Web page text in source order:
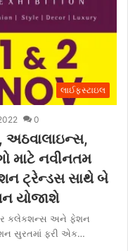
લાઈફસ્ટાઇલ
0
અઠવાલાઇન્સ,
માટે નવીનતમ
ટ્રેન્ડસ સાથે બે
યોજાશે
કલેકશન્સ અને ફેશન
સુરતમાં ફરી એક…